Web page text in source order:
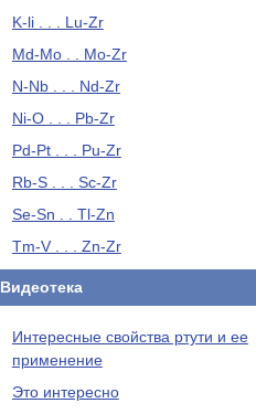
K-li . . . Lu-Zr
Md-Mo . . Mo-Zr
N-Nb . . . Nd-Zr
Ni-O . . . Pb-Zr
Pd-Pt . . . Pu-Zr
Rb-S . . . Sc-Zr
Se-Sn . . Tl-Zn
Tm-V . . . Zn-Zr
Видеотека
Интересные свойства ртути и ее
применение
Это интересно